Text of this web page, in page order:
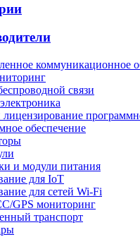
коммуникационное
связи
обеспечение
и модули питания
для IoT
для сетей Wi-Fi
GPS мониторинг
транспорт